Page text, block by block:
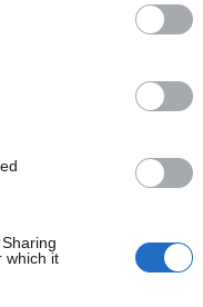
which it
de